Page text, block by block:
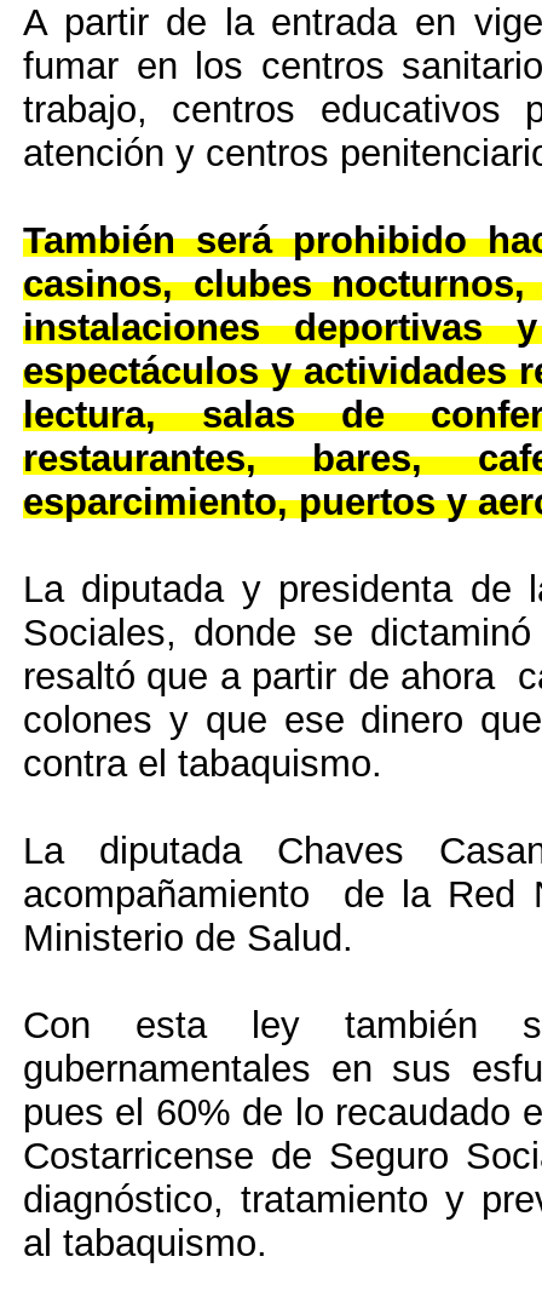
A partir de la entrada en
fumar en los centros
trabajo, centros educativos
atención y centros
También será prohibido
casinos, clubes
instalaciones deportivas
espectáculos y actividades
lectura, salas de
restaurantes, bares,
esparcimiento, puertos y
La diputada y presidenta de
Sociales, donde se
resaltó que a partir de ahora
colones y que ese dinero
contra el tabaquismo.
La diputada Chaves
acompañamiento de la Red
Ministerio de Salud.
Con esta ley también
gubernamentales en sus
pues el 60% de lo recaudado
Costarricense de Seguro
diagnóstico, tratamiento y
al tabaquismo.